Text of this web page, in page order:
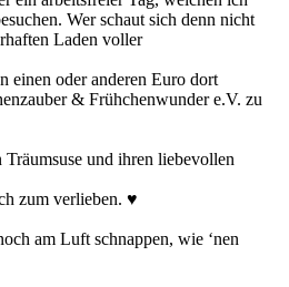
Wer schaut sich denn nicht
Laden voller
einen oder anderen Euro dort
& Frühchenwunder e.V. zu
und ihren liebevollen
zum verlieben. ♥
am Luft schnappen, wie ‘nen